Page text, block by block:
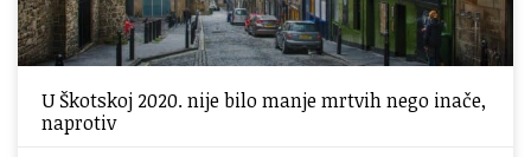
U Škotskoj 2020. nije bilo manje mrtvih nego inače,
naprotiv